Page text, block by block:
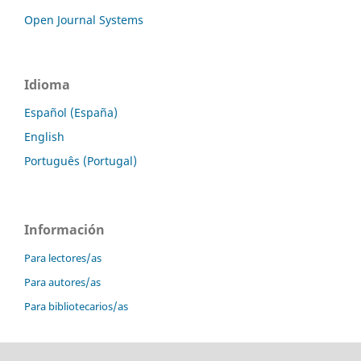
Open Journal Systems
Idioma
Español (España)
English
Português (Portugal)
Información
Para lectores/as
Para autores/as
Para bibliotecarios/as